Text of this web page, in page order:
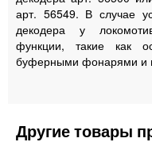
арт. 56549. В случае
декодера у
функции, такие как
буферными фонарями и